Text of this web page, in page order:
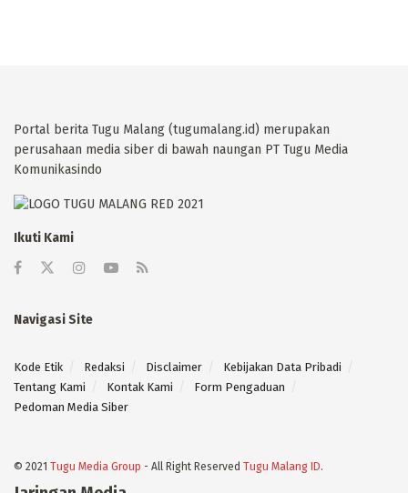
Portal berita Tugu Malang (tugumalang.id) merupakan
perusahaan media siber di bawah naungan PT Tugu Media
Komunikasindo
Ikuti Kami
Navigasi Site
Kode Etik Redaksi Disclaimer
Kebijakan Data Pribadi
Tentang Kami
Kontak Kami
Form Pengaduan
Pedoman Media Siber
© 2021 Tugu Media Group - All Right Reserved Tugu Malang ID.